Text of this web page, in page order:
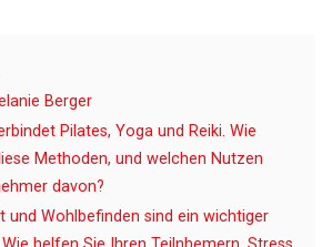
Berger
Pilates, Yoga und Reiki. Wie
Methoden, und welchen Nutzen
davon?
und Wohlbefinden sind ein wichtiger